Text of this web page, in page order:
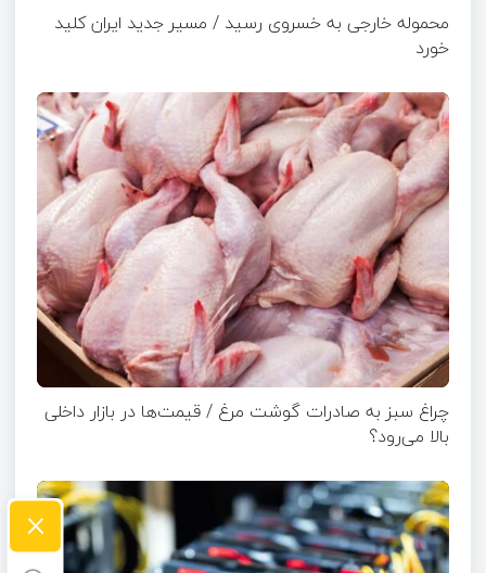
محموله خارجی به خسروی رسید / مسیر جدید ایران کلید
خورد
چراغ سبز به صادرات گوشت مرغ / قیمت‌ها در بازار داخلی
بالا می‌رود؟
×